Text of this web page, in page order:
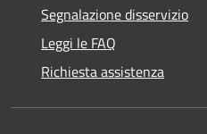
Segnalazione disservizio
Leggi le FAQ
Richiesta assistenza